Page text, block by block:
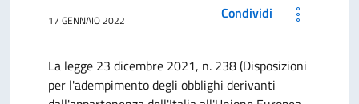
17 GENNAIO 2022 Condividi
La legge 23 dicembre 2021, n. 238 (Disposizioni
per l'adempimento degli obblighi derivanti